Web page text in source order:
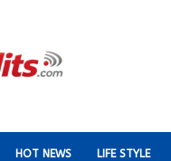
HOT NEWS LIFE STYLE